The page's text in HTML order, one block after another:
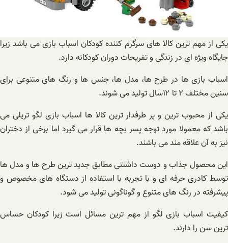
یکی از مهم ترین کالا های سرگرم کننده کودکان اسباب بازی می باشد زیرا
جایگاه ویژه ای در زندگی و تفریحات دوران کودکانه دارد.
اسباب بازی ها در طرح ها، مدل ها، جنس ها و رنگ های متنوعی برای
سنین مختلف ۲ تا ۱۲سال تولید می شوند.
یکی از محبوب ترین و پر طرفدار ترین کالا ها اسباب بازی لگو تریلی می
باشد که معمولا مورد توجه پسر بچه ها قرار می گیرد اما برخی از دختران
نیز به آن علاقه مند می باشند.
این محصول جذاب و دوست داشتنی مطابق جدید ترین طرح ها و مدل ها
توسط کادری حرفه ای و با تجربه با استفاده از دستگاه های مخصوص و
پیشرفته در رنگ های متنوع و گوناگونی تولید می شود.
کیفیت اسباب بازی لگو از مهم ترین مسائل است زیرا کودکان حساس
ترین سن را دارند.